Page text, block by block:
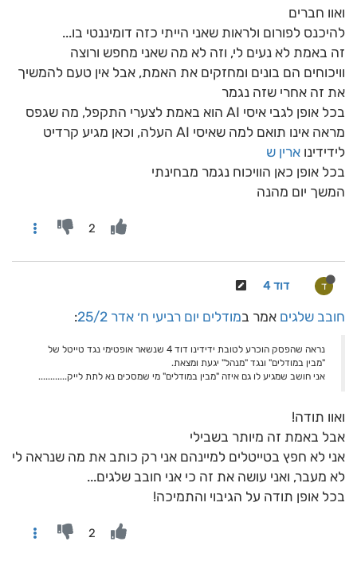
ואוו חברים
להיכנס לפורום ולראות שאני הייתי כזה דומיננטי בו...
זה באמת לא נעים לי, וזה לא מה שאני מחפש ורוצה
וויכוחים הם בונים ומחזקים את האמת, אבל אין טעם להמשיך
את זה אחרי שזה נגמר
בכל אופן לגבי איסי AI הוא באמת לצערי התקפל, מה שגפס
מראה אינו תואם למה שאיסי AI העלה, וכאן מגיע קרדיט
לידידינו ארין ש
בכל אופן כאן הוויכוח נגמר מבחינתי
המשך יום מהנה
2
ד דוד 4
חובב שלגים אמר במודלים יום רביעי ח׳ אדר 25/2 :
נראה שהפסק הוכרע לטובת ידידינו דוד 4 שנשאר אופטימי נגד טייטל של
"מבין במודלים" ונגד "מנהל" יגעת ומצאת.
אני חושב שמגיע לו גם איזה "מבין במודלים" מי שמסכים נא לתת לייק............
ואוו תודה!
אבל באמת זה מיותר בשבילי
אני לא חפץ בטייטלים למיינהם אני רק כותב את מה שנראה לי
לא מעבר, ואני עושה את זה כי אני חובב שלגים...
בכל אופן תודה על הגיבוי והתמיכה!
2